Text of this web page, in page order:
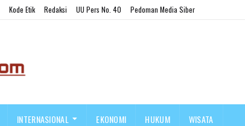
Kode Etik Redaksi UU Pers No. 40 Pedoman Media Siber
INTERNASIONAL EKONOMI HUKUM WISATA